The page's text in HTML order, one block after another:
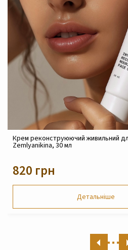
Крем реконструюючий живильний
Zemlyanikina, 30 мл
820 грн
Детальніше